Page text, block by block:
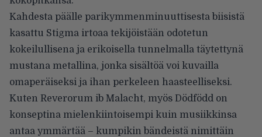
Kahdesta päälle parikymmenminuuttisesta biisistä
kasattu Stigma irtoaa tekijöistään odotetun
kokeilullisena ja erikoisella tunnelmalla täytettynä
mustana metallina, jonka sisältöä voi kuvailla
omaperäiseksi ja ihan perkeleen haasteelliseksi.
Kuten Reverorum ib Malacht, myös Dödfödd on
konseptina mielenkiintoisempi kuin musiikkinsa
antaa ymmärtää – kumpikin bändeistä nimittäin